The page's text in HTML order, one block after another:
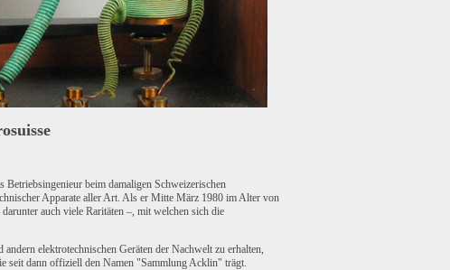
beim damaligen Schweizerischen
Apparate aller Art. Als er Mitte März 1980 im Alter von
auch viele Raritäten –, mit welchen sich die
elektrotechnischen Geräten der Nachwelt zu erhalten,
seit dann offiziell den Namen "Sammlung Acklin" trägt.